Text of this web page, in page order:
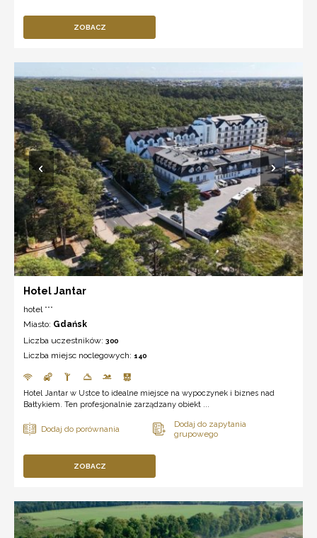
ZOBACZ
Hotel Jantar
hotel ***
Miasto: Gdańsk
Liczba uczestników: 300
Liczba miejsc noclegowych: 140
Hotel Jantar w Ustce to idealne miejsce na wypoczynek i biznes nad
Bałtykiem. Ten profesjonalnie zarządzany obiekt ...
ZOBACZ